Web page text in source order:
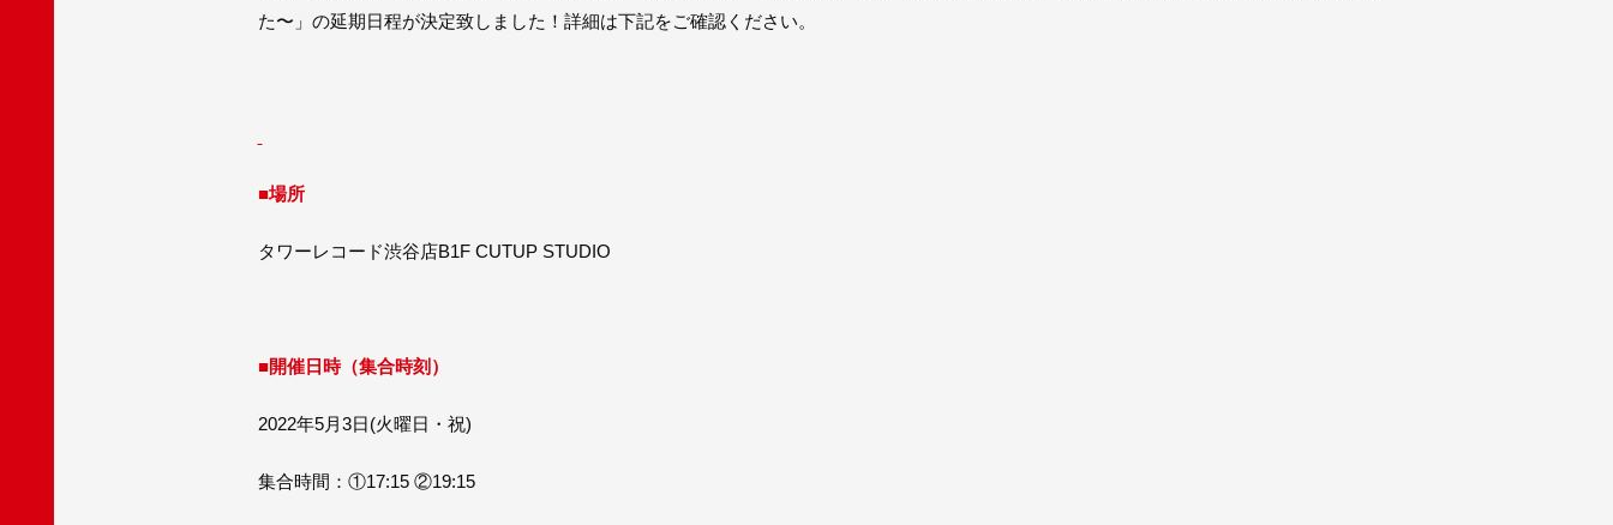
た〜」の延期日程が決定致しました！詳細は下記をご確認ください。
■場所
タワーレコード渋谷店B1F CUTUP STUDIO
■開催日時（集合時刻）
2022年5月3日(火曜日・祝)
集合時間：①17:15 ②19:15